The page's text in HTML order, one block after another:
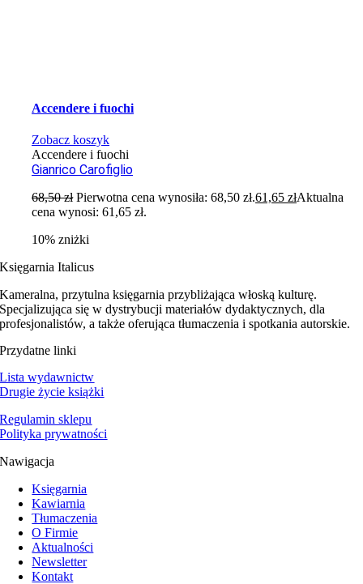
Accendere i fuochi
Zobacz koszyk
Accendere i fuochi
Gianrico Carofiglio
68,50zł Pierwotna cena wynosiła: 68,50 zł.61,65złAktualna
cena wynosi: 61,65 zł.
10% zniżki
Księgarnia Italicus
Kameralna, przytulna księgarnia przybliżająca włoską kulturę.
Specjalizująca się w dystrybucji materiałów dydaktycznych, dla
profesjonalistów, a także oferująca tłumaczenia i spotkania autorskie.
Przydatne linki
Lista wydawnictw
Drugie życie książki
Regulamin sklepu
Polityka prywatności
Nawigacja
Księgarnia
Kawiarnia
Tłumaczenia
O Firmie
Aktualności
Newsletter
Kontakt